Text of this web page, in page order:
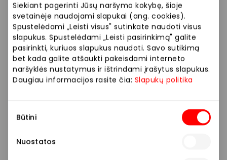
Siekiant pagerinti Jūsų naršymo kokybę, šioje
svetainėje naudojami slapukai (ang. cookies).
Spustelėdami „Leisti visus" sutinkate naudoti visus
slapukus. Spustelėdami „Leisti pasirinkimą" galite
pasirinkti, kuriuos slapukus naudoti. Savo sutikimą
bet kada galite atšaukti pakeisdami interneto
naršyklės nustatymus ir ištrindami įrašytus slapukus.
Daugiau informacijos rasite čia: Slapukų politika
pasirinkimas
Būtini
Nuostatos
Prekybos ir pramogų centre „AKROPOLIS“
veikiančios parduotuvės ir paslaugų teikėjai
savarankiškai nustato taikomas nuolaidas, jų
dydžius bei kitas aktualias sąlygas.
Stengiamės kuo tiksliau pateikti aktualią
informaciją, tačiau, jei kyla neatitikimų tarp mūsų
tinklalapyje pateiktos informacijos ir faktinės
informacijos parduotuvėje ar paslaugų teikimo
vietoje, visada vadovaukitės tuo, kas nurodyta
vietoje.